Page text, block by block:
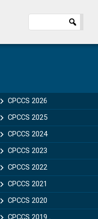
Sidebar
CPCCS 2026
CPCCS 2025
CPCCS 2024
CPCCS 2023
CPCCS 2022
CPCCS 2021
CPCCS 2020
CPCCS 2019 .